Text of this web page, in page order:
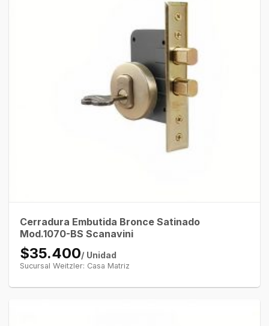
Cerradura Embutida Bronce Satinado
Mod.1070-BS Scanavini
$35.400/ Unidad
Sucursal Weitzler: Casa Matriz